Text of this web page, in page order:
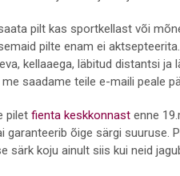
pilt kas sportkellast või
pilte enam ei aktsepteerita.
kellaaega, läbitud distantsi ja
saadame teile e-maili peale
pilet fienta keskkonnast enne
garanteerib õige särgi suuruse.
särk koju ainult siis kui neid